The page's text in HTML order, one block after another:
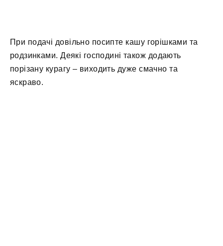
При подачі довільно посипте кашу горішками та
родзинками. Деякі господині також додають
порізану курагу – виходить дуже смачно та
яскраво.